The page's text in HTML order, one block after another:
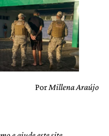
PorMillena Araújo